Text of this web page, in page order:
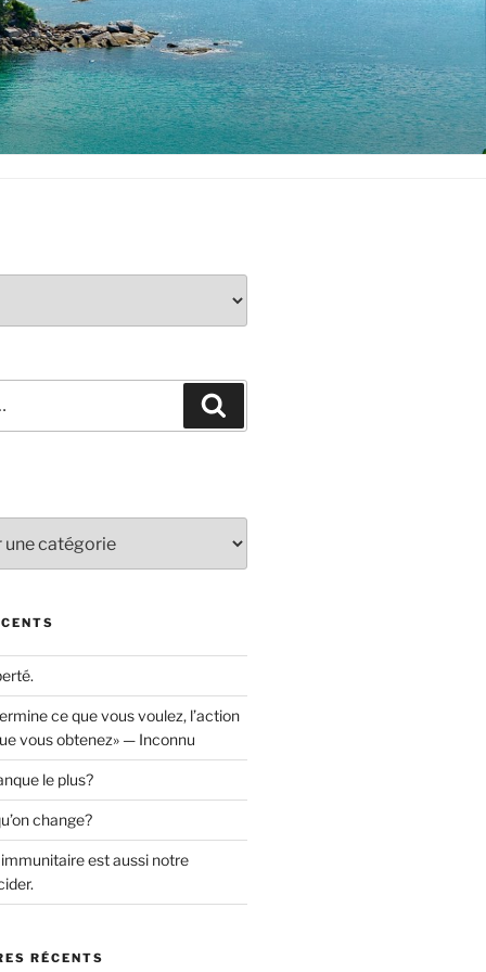
ce que vous voulez, l’action
vous obtenez» — Inconnu
le plus?
change?
est aussi notre
RÉCENTS